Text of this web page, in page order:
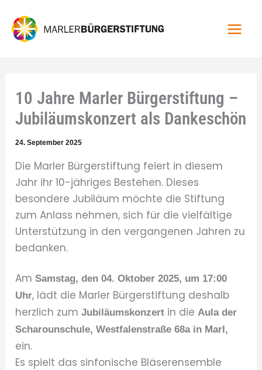
Inhalt
springen
10 Jahre Marler Bürgerstiftung –
Jubiläumskonzert als Dankeschön
24. September 2025
Die Marler Bürgerstiftung feiert in diesem
Jahr ihr 10-jähriges Bestehen. Dieses
besondere Jubiläum möchte die Stiftung
zum Anlass nehmen, sich für die vielfältige
Unterstützung in den vergangenen Jahren zu
bedanken.
AmSamstag, den 04. Oktober 2025, um 17:00
Uhr, lädt die Marler Bürgerstiftung deshalb
herzlich zumJubiläumskonzert in dieAula der
Scharounschule, Westfalenstraße 68a in Marl,
ein.
Es spielt das sinfonische Bläserensemble